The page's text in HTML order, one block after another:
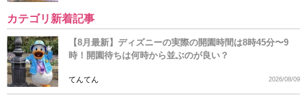
カテゴリ新着記事
【8月最新】ディズニーの実際の開園時間は8時45分〜9
時！開園待ちは何時から並ぶのが良い？
てんてん 2026/08/09